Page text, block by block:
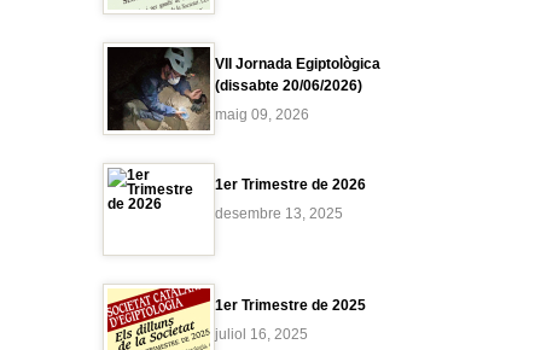
VII Jornada Egiptològica
(dissabte 20/06/2026)
maig 09, 2026
1er Trimestre de 2026
desembre 13, 2025
1er Trimestre de 2025
juliol 16, 2025